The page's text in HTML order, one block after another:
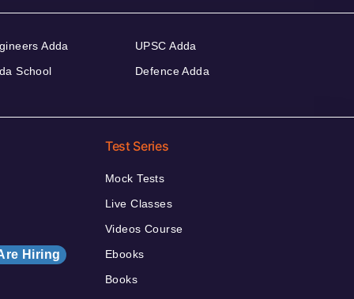
Adda
School
UPSC Adda
Defence Adda
Hiring
Test Series
Mock Tests
Live Classes
Videos Course
Ebooks
Books